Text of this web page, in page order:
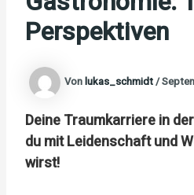
Perspektiven
Vonlukas_schmidt/
Deine Traumkarriere in
du mit Leidenschaft und
wirst!